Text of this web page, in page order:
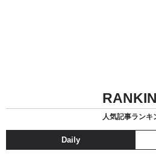
人気記事ランキ
Daily